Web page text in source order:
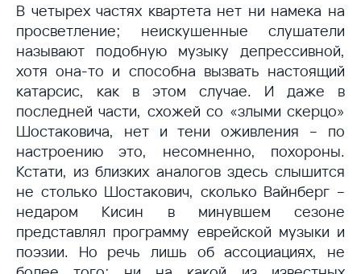
В четырех частях квартета нет ни намека на
просветление; неискушенные слушатели
называют подобную музыку депрессивной,
хотя она-то и способна вызвать настоящий
катарсис, как в этом случае. И даже в
последней части, схожей со «злыми скерцо»
Шостаковича, нет и тени оживления – по
настроению это, несомненно, похороны.
Кстати, из близких аналогов здесь слышится
не столько Шостакович, сколько Вайнберг –
недаром Кисин в минувшем сезоне
представлял программу еврейской музыки и
поэзии. Но речь лишь об ассоциациях, не